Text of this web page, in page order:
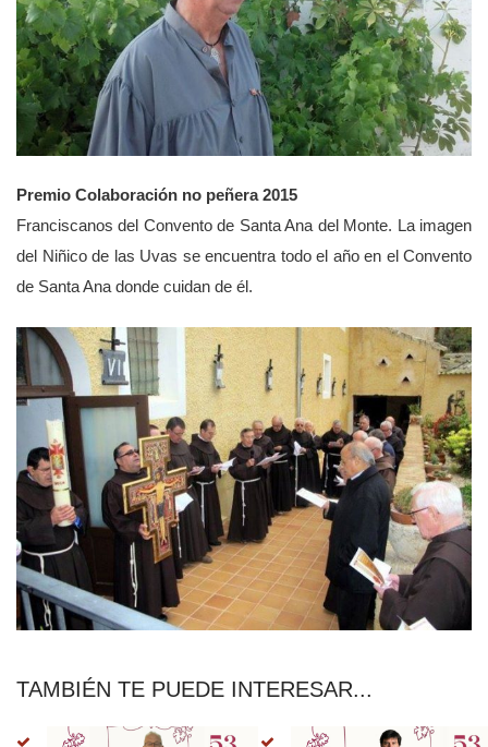
Premio Colaboración no peñera 2015
Franciscanos del Convento de Santa Ana del Monte. La imagen
del Niñico de las Uvas se encuentra todo el año en el Convento
de Santa Ana donde cuidan de él.
TAMBIÉN TE PUEDE INTERESAR...